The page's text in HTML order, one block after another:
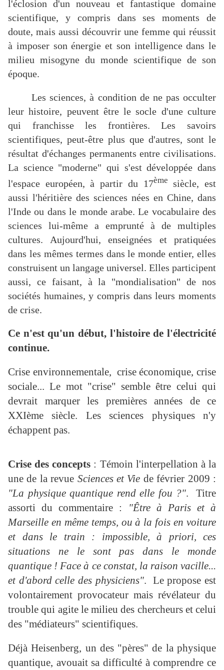
l'éclosion d'un nouveau et fantastique domaine
scientifique, y compris dans ses moments de
doute, mais aussi découvrir une femme qui réussit
à imposer son énergie et son intelligence dans le
milieu misogyne du monde scientifique de son
époque.
Les sciences, à condition de ne pas occulter
leur histoire, peuvent être le socle d'une culture
qui franchisse les frontières. Les savoirs
scientifiques, peut-être plus que d'autres, sont le
résultat d'échanges permanents entre civilisations.
La science "moderne" qui s'est développée dans
l'espace européen, à partir du 17ème siècle, est
aussi l'héritière des sciences nées en Chine, dans
l'Inde ou dans le monde arabe. Le vocabulaire des
sciences lui-même a emprunté à de multiples
cultures. Aujourd'hui, enseignées et pratiquées
dans les mêmes termes dans le monde entier, elles
construisent un langage universel. Elles participent
aussi, ce faisant, à la "mondialisation" de nos
sociétés humaines, y compris dans leurs moments
de crise.
Ce n'est qu'un début, l'histoire de l'électricité
continue.
Crise environnementale, crise économique, crise
sociale... Le mot "crise" semble être celui qui
devrait marquer les premières années de ce
XXIème siècle. Les sciences physiques n'y
échappent pas.
Crise des concepts : Témoin l'interpellation à la
une de la revue Sciences et Vie de février 2009 :
"La physique quantique rend elle fou ?". Titre
assorti du commentaire :
"Être à Paris et à
Marseille en même temps, ou à la fois en voiture
et dans le train : impossible, à priori, ces
situations ne le sont pas dans le monde
quantique ! Face à ce constat, la raison vacille...
et d'abord celle des physiciens". Le propose est
volontairement provocateur mais révélateur du
trouble qui agite le milieu des chercheurs et celui
des "médiateurs" scientifiques.
Déjà Heisenberg, un des "pères" de la physique
quantique, avouait sa difficulté à comprendre ce